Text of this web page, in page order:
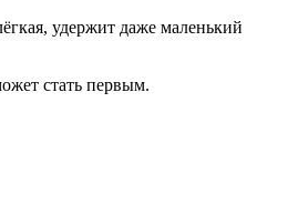
удержит даже маленький
стать первым.